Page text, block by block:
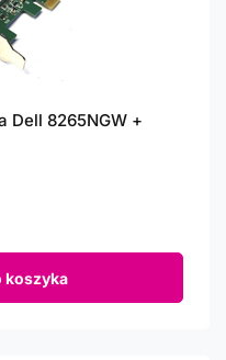
Dell 8265NGW +
koszyka